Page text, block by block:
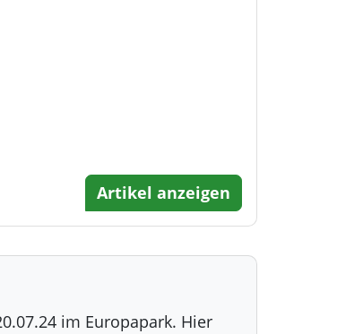
Artikel anzeigen
im Europapark. Hier